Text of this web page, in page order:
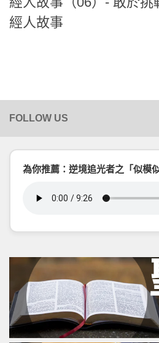
經人故事
為你推薦：逆境追光者之「似模